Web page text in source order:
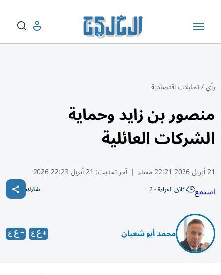
رأي/تحليلات اقتصادية
منصور بن زايد وحماية
الشركات العائلية
21 أبريل 2026 22:21 مساء | آخر تحديث: 21 أبريل 22:23 2026
استمع دقائق القراءة - 2 شارك
محمد أبو شعبان